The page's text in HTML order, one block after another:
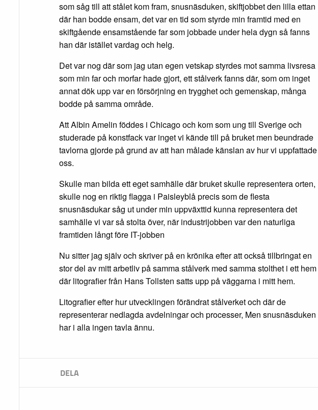
som såg till att stålet kom fram, snusnäsduken, skiftjobbet den lilla ettan
där han bodde ensam, det var en tid som styrde min framtid med en
skiftgående ensamstående far som jobbade under hela dygn så fanns
han där istället vardag och helg.
Det var nog där som jag utan egen vetskap styrdes mot samma livsresa
som min far och morfar hade gjort, ett stålverk fanns där, som om inget
annat dök upp var en försörjning en trygghet och gemenskap, många
bodde på samma område.
Att Albin Amelin föddes i Chicago och kom som ung till Sverige och
studerade på konstfack var inget vi kände till på bruket men beundrade
tavlorna gjorde på grund av att han målade känslan av hur vi uppfattade
oss.
Skulle man bilda ett eget samhälle där bruket skulle representera orten,
skulle nog en riktig flagga i Paisleyblå precis som de flesta
snusnäsdukar såg ut under min uppväxttid kunna representera det
samhälle vi var så stolta över, när industrijobben var den naturliga
framtiden långt före IT-jobben
Nu sitter jag själv och skriver på en krönika efter att också tillbringat en
stor del av mitt arbetliv på samma stålverk med samma stolthet i ett hem
där litografier från Hans Tollsten satts upp på väggarna i mitt hem.
Litografier efter hur utvecklingen förändrat stålverket och där de
representerar nedlagda avdelningar och processer, Men snusnäsduken
har i alla ingen tavla ännu.